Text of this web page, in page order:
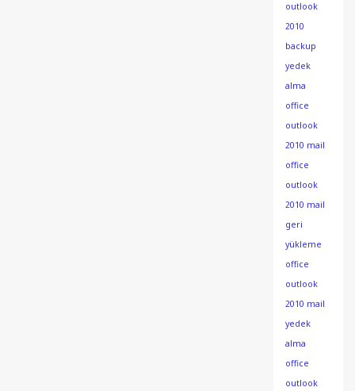
outlook
2010
backup
yedek
alma
office
outlook
2010 mail
office
outlook
2010 mail
geri
yükleme
office
outlook
2010 mail
yedek
alma
office
outlook